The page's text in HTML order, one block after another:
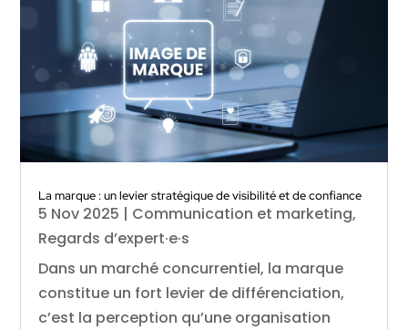
La marque : un levier stratégique de visibilité et de confiance
5 Nov 2025 | Communication et marketing,
Regards d’expert·e·s
Dans un marché concurrentiel, la marque
constitue un fort levier de différenciation,
c’est la perception qu’une organisation